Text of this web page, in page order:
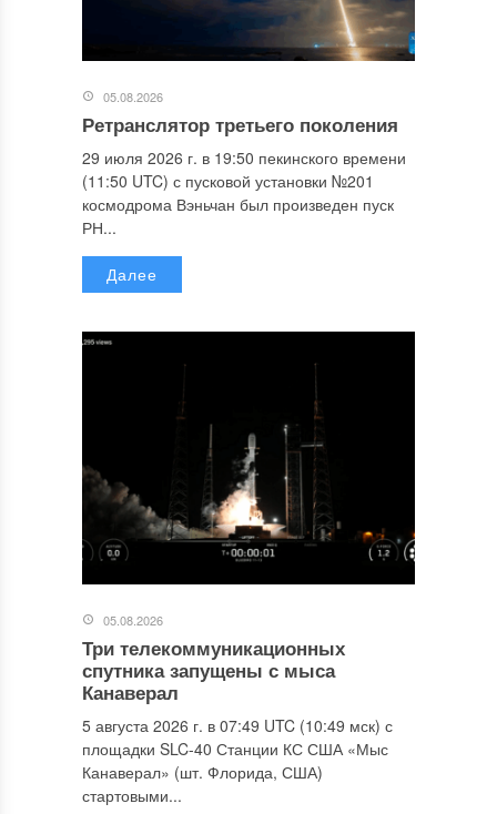
05.08.2026
Ретранслятор третьего поколения
29 июля 2026 г. в 19:50 пекинского времени
(11:50 UTC) с пусковой установки №201
космодрома Вэньчан был произведен пуск
РН...
Далее
05.08.2026
Три телекоммуникационных
спутника запущены с мыса
Канаверал
5 августа 2026 г. в 07:49 UTC (10:49 мск) с
площадки SLC-40 Станции КС США «Мыс
Канаверал» (шт. Флорида, США)
стартовыми...